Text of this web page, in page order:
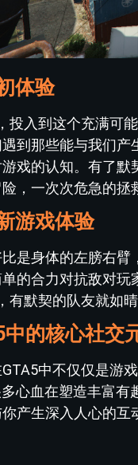
体验
投入到这个充满可
到那些能与我们
戏的认知。有了
，一次次危急的拯
游戏体验
是身体的左膀右
的合力对抗敌对
有默契的队友就如
的核心社交
中不仅仅是游
心血在塑造丰富
产生深入人心的互